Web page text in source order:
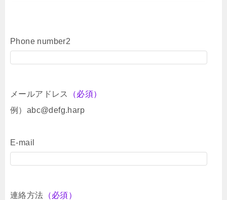
Phone number2
メールアドレス
（必須）
例）abc@defg.harp
E-mail
連絡方法 （必須）